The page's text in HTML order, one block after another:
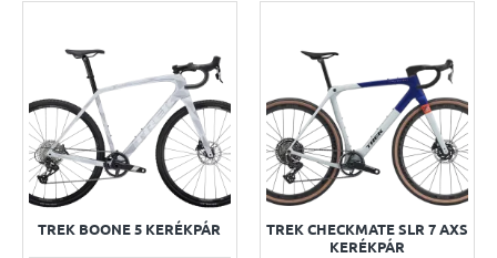
TREK BOONE 5 KERÉKPÁR
TREK CHECKMATE SLR 7 AXS
KERÉKPÁR